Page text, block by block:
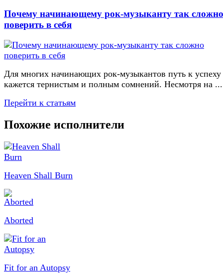
Почему начинающему рок-музыканту так сложно
поверить в себя
Для многих начинающих рок-музыкантов путь к успеху
кажется тернистым и полным сомнений. Несмотря на ...
Перейти к статьям
Похожие исполнители
Heaven Shall Burn
Aborted
Fit for an Autopsy